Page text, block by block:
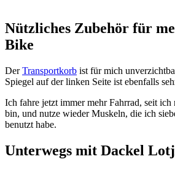
Nützliches Zubehör für
Bike
DerTransportkorb ist für mich
Spiegel auf der linken Seite ist ebenfalls
Ich fahre jetzt immer mehr Fahrrad, seit
bin, und nutze wieder Muskeln, die ich
benutzt habe.
Unterwegs mit Dackel